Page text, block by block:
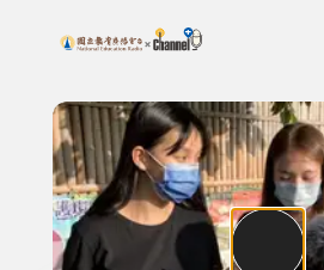
上方功能區塊
搜尋關鍵字：可輸入節目名稱、